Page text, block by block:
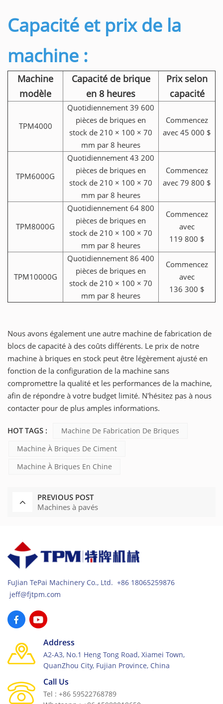
Capacité et prix de la
machine :
Machine
modèle
Capacité de brique
en 8 heures
Prix selon
capacité
TPM4000
Quotidiennement 39 600
pièces de briques en
stock de 210 × 100 × 70
mm par 8 heures
Commencez
avec 45 000 $
TPM6000G
Quotidiennement 43 200
pièces de briques en
stock de 210 × 100 × 70
mm par 8 heures
Commencez
avec 79 800 $
TPM8000G
Quotidiennement 64 800
pièces de briques en
stock de 210 × 100 × 70
mm par 8 heures
Commencez
avec
119 800 $
TPM10000G
Quotidiennement 86 400
pièces de briques en
stock de 210 × 100 × 70
mm par 8 heures
Commencez
avec
136 300 $
Nous avons également une autre machine de fabrication de
blocs de capacité à des coûts différents. Le prix de notre
machine à briques en stock peut être légèrement ajusté en
fonction de la configuration de la machine sans
compromettre la qualité et les performances de la machine,
afin de répondre à votre budget limité. N'hésitez pas à nous
contacter pour de plus amples informations.
HOT TAGS :
Machine De Fabrication De Briques
Machine À Briques De Ciment
Machine À Briques En Chine
PREVIOUS POST
Machines à pavés
FuJian TePai Machinery Co., Ltd. +86 18065259876
jeff@fjtpm.com
Address
A2-A3, No.1 Heng Tong Road, Xiamei Town,
QuanZhou City, Fujian Province, China
Call Us
Tel : +86 59522768789